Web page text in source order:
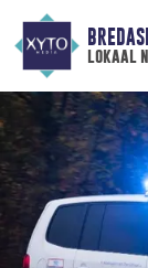
lokaal